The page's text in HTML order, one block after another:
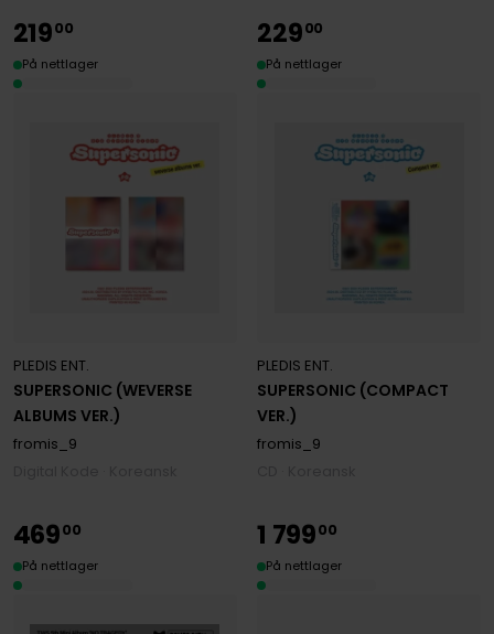
SUPERSONIC (WEVERSE
ALBUMS VER.)
PLEDIS ENT.
fromis_9
21900
På nettlager
SUPERSONIC (COMPACT
VER.)
PLEDIS ENT.
fromis_9
22900
På nettlager
46900
På nettlager
1 79900
På nettlager